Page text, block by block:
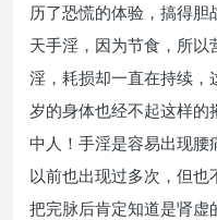
历了恐慌的体验，搞得
天手淫，因为节食，所
淫，耗损却一直在持续，
岁的身体也经不起这样
中人！手淫是容易出现
以前也出现过多次，但
把完脉后肯定知道是肾虚